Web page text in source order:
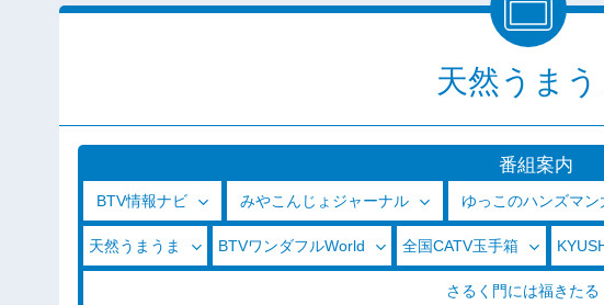
天然うまう
番組案内
BTV情報ナビ みやこんじょジャーナル ゆっこのハンズマン
天然うまうま BTVワンダフルWorld 全国CATV玉手箱
さるく門には福きたる